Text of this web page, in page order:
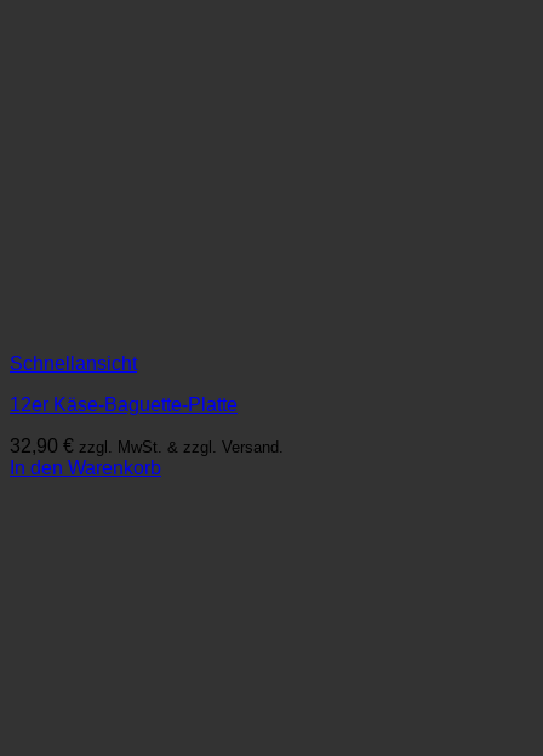
Schnellansicht
12er Käse-Baguette-Platte
32,90 € zzgl. MwSt. & zzgl. Versand.
In den Warenkorb